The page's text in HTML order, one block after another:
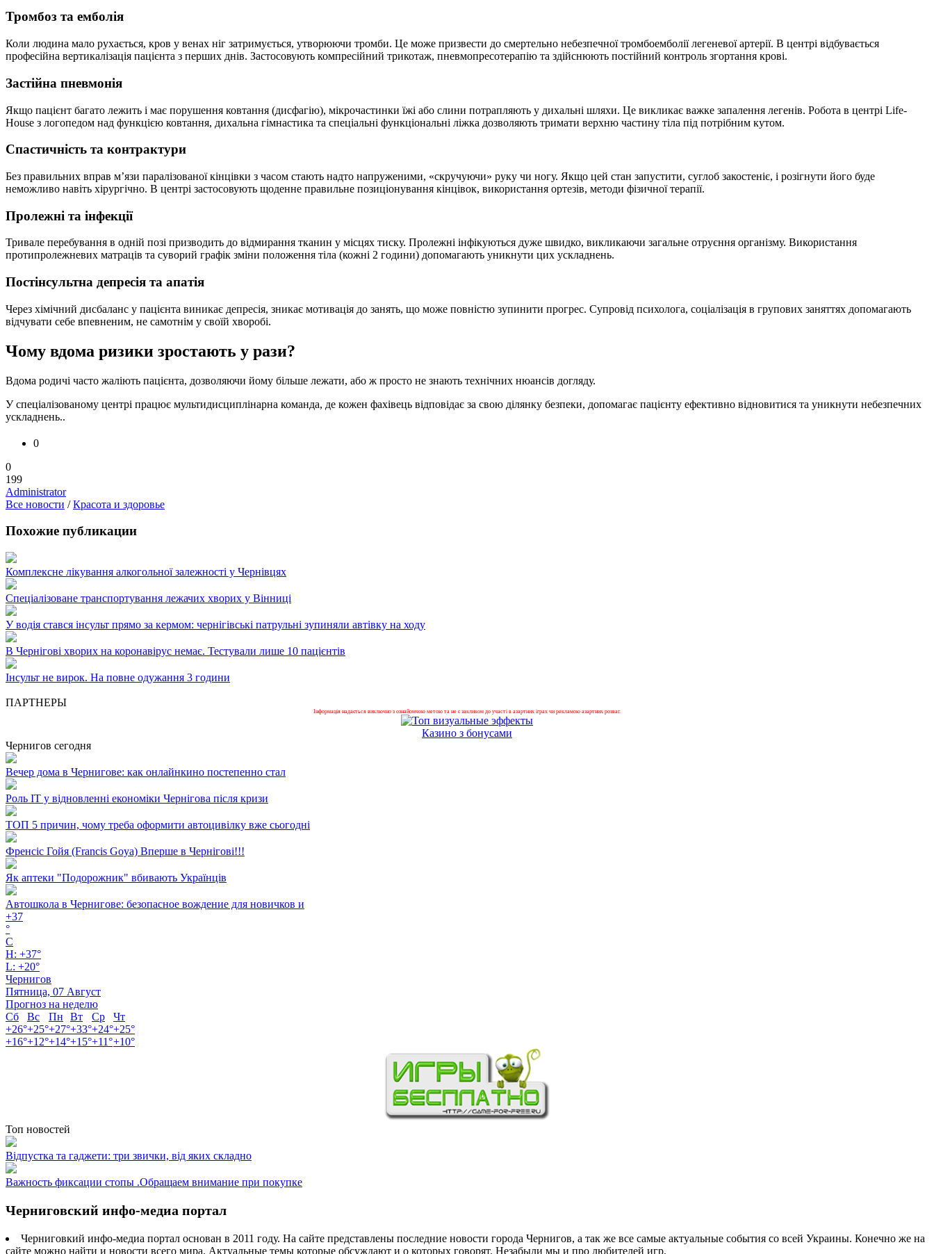
Тромбоз та емболія
Коли людина мало рухається, кров у венах ніг затримується, утворюючи тромби. Це може призвести до смертельно небезпечної тромбоемболії легеневої артерії. В центрі відбувається
професійна вертикалізація пацієнта з перших днів. Застосовують компресійний трикотаж, пневмопресотерапію та здійснюють постійний контроль згортання крові.
Застійна пневмонія
Якщо пацієнт багато лежить і має порушення ковтання (дисфагію), мікрочастинки їжі або слини потрапляють у дихальні шляхи. Це викликає важке запалення легенів. Робота в центрі Life-
House з логопедом над функцією ковтання, дихальна гімнастика та спеціальні функціональні ліжка дозволяють тримати верхню частину тіла під потрібним кутом.
Спастичність та контрактури
Без правильних вправ м’язи паралізованої кінцівки з часом стають надто напруженими, «скручуючи» руку чи ногу. Якщо цей стан запустити, суглоб закостеніє, і розігнути його буде
неможливо навіть хірургічно. В центрі застосовують щоденне правильне позиціонування кінцівок, використання ортезів, методи фізичної терапії.
Пролежні та інфекції
Тривале перебування в одній позі призводить до відмирання тканин у місцях тиску. Пролежні інфікуються дуже швидко, викликаючи загальне отруєння організму. Використання
протипролежневих матраців та суворий графік зміни положення тіла (кожні 2 години) допомагають уникнути цих ускладнень.
Постінсультна депресія та апатія
Через хімічний дисбаланс у пацієнта виникає депресія, зникає мотивація до занять, що може повністю зупинити прогрес. Супровід психолога, соціалізація в групових заняттях допомагають
відчувати себе впевненим, не самотнім у своїй хворобі.
Чому вдома ризики зростають у рази?
Вдома родичі часто жаліють пацієнта, дозволяючи йому більше лежати, або ж просто не знають технічних нюансів догляду.
У спеціалізованому центрі працює мультидисциплінарна команда, де кожен фахівець відповідає за свою ділянку безпеки, допомагає пацієнту ефективно відновитися та уникнути небезпечних
ускладнень..
0
0
199
Administrator
Все новости /Красота и здоровье
Похожие публикации
Комплексне лікування алкогольної залежності у Чернівцях
Спеціалізоване транспортування лежачих хворих у Вінниці
У водія стався інсульт прямо за кермом: чернігівські патрульні зупиняли автівку на ходу
В Чернігові хворих на коронавірус немає. Тестували лише 10 пацієнтів
Інсульт не вирок. На повне одужання 3 години
ПАРТНЕРЫ
Інформація надається виключно з ознайомчою метою та не є закликом до участі в азартних іграх чи рекламою азартних розваг.
Казино з бонусами
Чернигов сегодня
Вечер дома в Чернигове: как онлайнкино постепенно стал
Роль ІТ у відновленні економіки Чернігова після кризи
ТОП 5 причин, чому треба оформити автоцивілку вже сьогодні
Френсіс Гойя (Francis Goya) Вперше в Чернігові!!!
Як аптеки "Подорожник" вбивають Українців
Автошкола в Чернигове: безопасное вождение для новичков и
+37
°
C
H: +37°
L: +20°
Чернигов
Пятница, 07 Август
Прогноз на неделю
Сб
Вс Пн Вт Ср
Чт
+26°+25°+27°+33°+24°+25°
+16°+12°+14°+15°+11°+10°
Топ новостей
Відпустка та гаджети: три звички, від яких складно
Важность фиксации стопы .Обращаем внимание при покупке
Черниговский инфо-медиа портал
Черниговкий инфо-медиа портал основан в 2011 году. На сайте представлены последние новости города Чернигов, а так же все самые актуальные события со всей Украины. Конечно же на
сайте можно найти и новости всего мира. Актуальные темы которые обсуждают и о которых говорят. Незабыли мы и про любителей игр.